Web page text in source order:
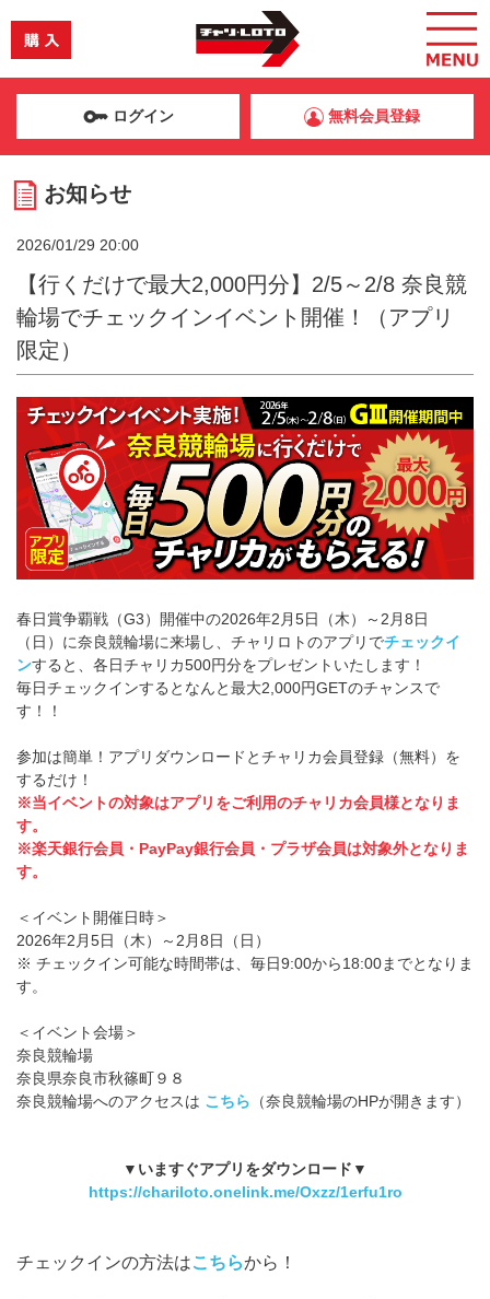
ログイン 無料会員登録
お知らせ
2026/01/29 20:00
【行くだけで最大2,000円分】2/5～2/8 奈良競
輪場でチェックインイベント開催！（アプリ
限定）
春日賞争覇戦（G3）開催中の2026年2月5日（木）～2月8日
（日）に奈良競輪場に来場し、チャリロトのアプリでチェックイ
ンすると、各日チャリカ500円分をプレゼントいたします！
毎日チェックインするとなんと最大2,000円GETのチャンスで
す！！
参加は簡単！アプリダウンロードとチャリカ会員登録（無料）を
するだけ！
※当イベントの対象はアプリをご利用のチャリカ会員様となりま
す。
※楽天銀行会員・PayPay銀行会員・プラザ会員は対象外となりま
す。
＜イベント開催日時＞
2026年2月5日（木）～2月8日（日）
※ チェックイン可能な時間帯は、毎日9:00から18:00までとなりま
す。
＜イベント会場＞
奈良競輪場
奈良県奈良市秋篠町９８
奈良競輪場へのアクセスは こちら （奈良競輪場のHPが開きます）
▼いますぐアプリをダウンロード▼
https://chariloto.onelink.me/Oxzz/1erfu1ro
チェックインの方法はこちらから！